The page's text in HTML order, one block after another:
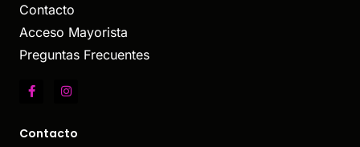
Contacto
Acceso Mayorista
Preguntas Frecuentes
Contacto